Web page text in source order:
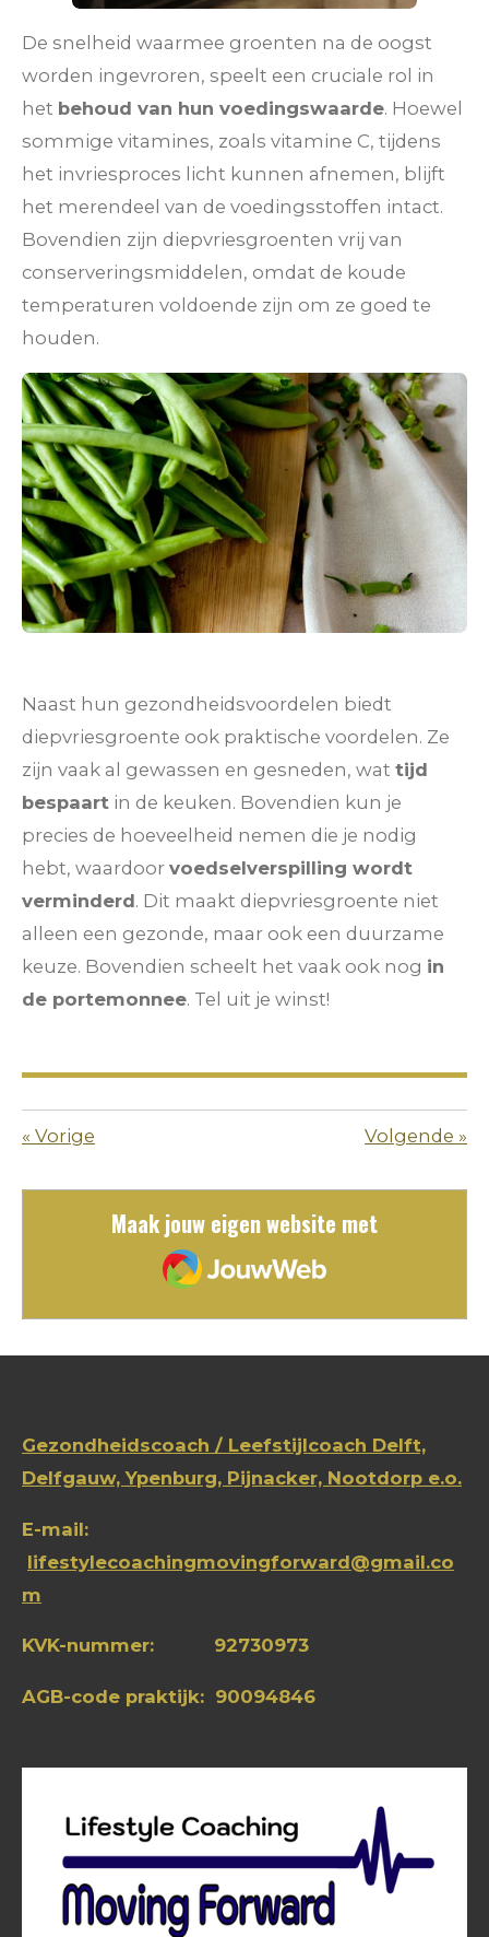
De snelheid waarmee groenten na de oogst
worden ingevroren, speelt een cruciale rol in
het behoud van hun voedingswaarde. Hoewel
sommige vitamines, zoals vitamine C, tijdens
het invriesproces licht kunnen afnemen, blijft
het merendeel van de voedingsstoffen intact.
Bovendien zijn diepvriesgroenten vrij van
conserveringsmiddelen, omdat de koude
temperaturen voldoende zijn om ze goed te
houden.
Naast hun gezondheidsvoordelen biedt
diepvriesgroente ook praktische voordelen. Ze
zijn vaak al gewassen en gesneden, wat tijd
bespaart in de keuken. Bovendien kun je
precies de hoeveelheid nemen die je nodig
hebt, waardoor voedselverspilling wordt
verminderd. Dit maakt diepvriesgroente niet
alleen een gezonde, maar ook een duurzame
keuze. Bovendien scheelt het vaak ook nog in
de portemonnee. Tel uit je winst!
« Vorige Volgende »
Maak jouw eigen website met
JouwWeb
Gezondheidscoach / Leefstijlcoach Delft,
Delfgauw,Ypenburg, Pijnacker, Nootdorp e.o.
E-mail:
lifestylecoachingmovingforward@gmail.co
m
KVK-nummer: 92730973
AGB-code praktijk: 90094846